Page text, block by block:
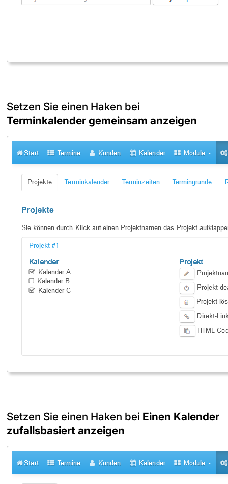
Setzen Sie einen Haken bei
Terminkalender gemeinsam anzeigen
Setzen Sie einen Haken bei Einen Kalender
zufallsbasiert anzeigen